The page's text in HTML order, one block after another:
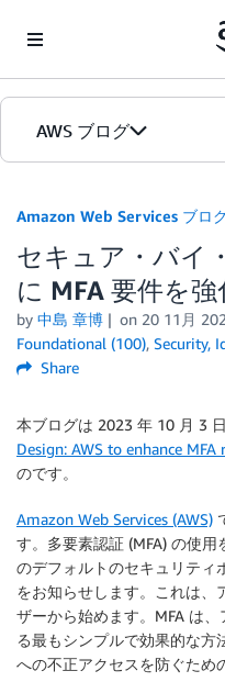
AWS ブログ
カテゴリ
エディション
Amazon Web Services ブロ
セキュア・バイ
に MFA 要件を強
by 中島 章博 on 20 11月
Foundational (100), Security,
Share
本ブログは 2023 年 10 月 3
Design: AWS to enhance
のです。
Amazon Web Services (AWS)
す。多要素認証 (MFA) の使
のデフォルトのセキュリティ
をお知らせします。これは、
ザーから始めます。MFA は
る最もシンプルで効果的な方
への不正アクセスを防ぐため